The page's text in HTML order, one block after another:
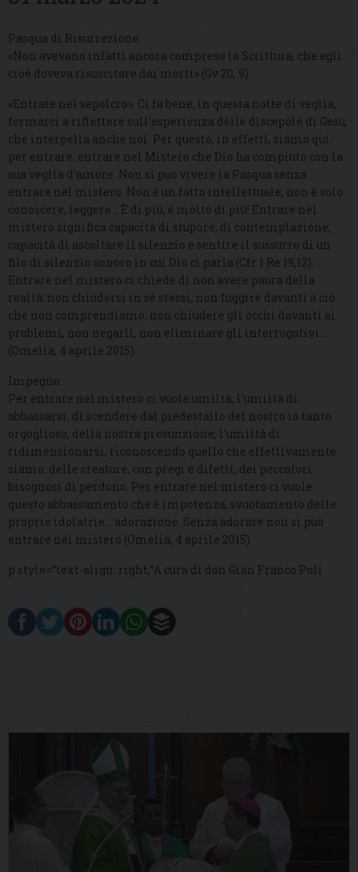
Pasqua di Risurrezione
«Non avevano infatti ancora compreso la Scrittura, che egli
cioè doveva risuscitare dai morti» (Gv 20, 9)
«Entrate nel sepolcro». Ci fa bene, in questa notte di veglia,
fermarci a riflettere sull’esperienza delle discepole di Gesù,
che interpella anche noi. Per questo, in effetti, siamo qui:
per entrare, entrare nel Mistero che Dio ha compiuto con la
sua veglia d’amore. Non si può vivere la Pasqua senza
entrare nel mistero. Non è un fatto intellettuale, non è solo
conoscere, leggere… È di più, è molto di più! Entrare nel
mistero significa capacità di stupore, di contemplazione;
capacità di ascoltare il silenzio e sentire il sussurro di un
filo di silenzio sonoro in cui Dio ci parla (Cfr 1 Re 19,12).
Entrare nel mistero ci chiede di non avere paura della
realtà: non chiudersi in sé stessi, non fuggire davanti a ciò
che non comprendiamo, non chiudere gli occhi davanti ai
problemi, non negarli, non eliminare gli interrogativi…
(Omelia, 4 aprile 2015).
Impegno:
Per entrare nel mistero ci vuole umiltà, l’umiltà di
abbassarsi, di scendere dal piedestallo del nostro io tanto
orgoglioso, della nostra presunzione; l’umiltà di
ridimensionarsi, riconoscendo quello che effettivamente
siamo: delle creature, con pregi e difetti, dei peccatori
bisognosi di perdono. Per entrare nel mistero ci vuole
questo abbassamento che è impotenza, svuotamento delle
proprie idolatrie… adorazione. Senza adorare non si può
entrare nel mistero (Omelia, 4 aprile 2015).
p style=“text-align: right;”A cura di don Gian Franco Poli